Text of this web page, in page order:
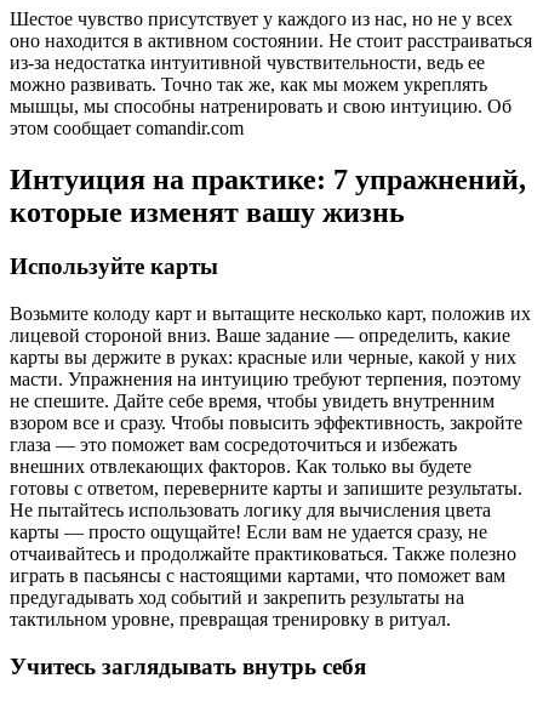
Шестое чувство присутствует у каждого из нас, но не у всех
оно находится в активном состоянии. Не стоит расстраиваться
из-за недостатка интуитивной чувствительности, ведь ее
можно развивать. Точно так же, как мы можем укреплять
мышцы, мы способны натренировать и свою интуицию. Об
этом сообщает comandir.com
Интуиция на практике: 7 упражнений,
которые изменят вашу жизнь
Используйте карты
Возьмите колоду карт и вытащите несколько карт, положив их
лицевой стороной вниз. Ваше задание — определить, какие
карты вы держите в руках: красные или черные, какой у них
масти. Упражнения на интуицию требуют терпения, поэтому
не спешите. Дайте себе время, чтобы увидеть внутренним
взором все и сразу. Чтобы повысить эффективность, закройте
глаза — это поможет вам сосредоточиться и избежать
внешних отвлекающих факторов. Как только вы будете
готовы с ответом, переверните карты и запишите результаты.
Не пытайтесь использовать логику для вычисления цвета
карты — просто ощущайте! Если вам не удается сразу, не
отчаивайтесь и продолжайте практиковаться. Также полезно
играть в пасьянсы с настоящими картами, что поможет вам
предугадывать ход событий и закрепить результаты на
тактильном уровне, превращая тренировку в ритуал.
Учитесь заглядывать внутрь себя